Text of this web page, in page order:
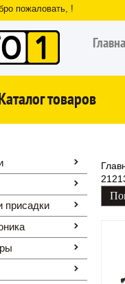
пожаловать, !
товаров
присадки